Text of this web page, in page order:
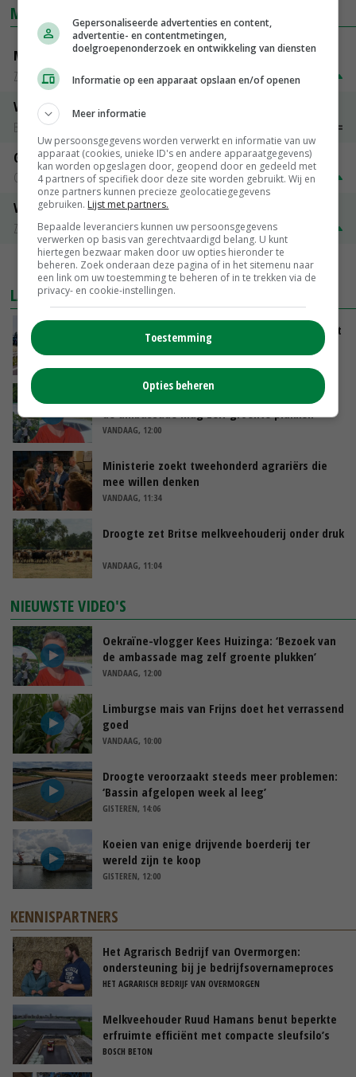
MARKTPRIJZEN
Magere melkpoeder
Zuivel NL
€ 269,00 € 7,00
Vleeskuikens 2001-2600 gr
Barneveld
Gerst
Groningen
€ 197,00 € 2,00
Volle melkpoeder
Zuivel NL
€ 345,00
MEER MARKTPRIJZEN
LAATSTE NIEUWS
LTO en NAJK roepen leden op Brabants protest
te steunen
Oekraïne-vlogger Kees Huizinga: ‘Bezoek van
de ambassade mag zelf groente plukken’
VANDAAG, 12:00
Ministerie zoekt tweehonderd agrariërs die
mee willen denken
VANDAAG, 11:34
Droogte zet Britse melkveehouderij onder druk
VANDAAG, 11:04
NIEUWSTE VIDEO'S
Oekraïne-vlogger Kees Huizinga: ‘Bezoek van
de ambassade mag zelf groente plukken’
VANDAAG, 12:00
Limburgse mais van Frijns doet het verrassend
goed
VANDAAG, 10:00
Droogte veroorzaakt steeds meer problemen:
‘Bassin afgelopen week al leeg’
GISTEREN, 14:06
Koeien van enige drijvende boerderij ter
wereld zijn te koop
GISTEREN, 12:00
KENNISPARTNERS
Het Agrarisch Bedrijf van Overmorgen:
ondersteuning bij je bedrijfsovernameproces
HET AGRARISCH BEDRIJF VAN OVERMORGEN
Melkveehouder Ruud Hamans benut beperkte
erfruimte efficiënt met compacte sleufsilo’s
BOSCH BETON
Gepersonaliseerde advertenties en content,
advertentie- en contentmetingen,
doelgroepenonderzoek en ontwikkeling van diensten
Informatie op een apparaat opslaan en/of openen
Meer informatie
Uw persoonsgegevens worden verwerkt en informatie van uw
apparaat (cookies, unieke ID's en andere apparaatgegevens)
kan worden opgeslagen door, geopend door en gedeeld met
4 partners of specifiek door deze site worden gebruikt. Wij en
onze partners kunnen precieze geolocatiegegevens
gebruiken. Lijst met partners.
Bepaalde leveranciers kunnen uw persoonsgegevens
verwerken op basis van gerechtvaardigd belang. U kunt
hiertegen bezwaar maken door uw opties hieronder te
beheren. Zoek onderaan deze pagina of in het sitemenu naar
een link om uw toestemming te beheren of in te trekken via de
privacy- en cookie-instellingen.
Toestemming
Opties beheren